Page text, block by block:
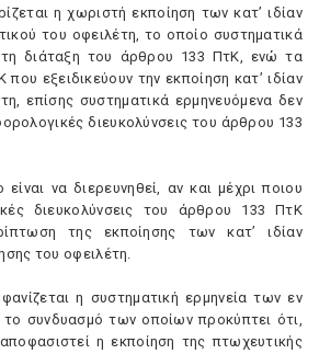
η χωριστή εκποίηση των κατ’ ιδίαν
του οφειλέτη, το οποίο συστηματικά
διάταξη του άρθρου 133 ΠτK, ενώ τα
εξειδικεύουν την εκποίηση κατ’ ιδίαν
επίσης συστηματικά ερμηνευόμενα δεν
διευκολύνσεις του άρθρου 133
να διερευνηθεί, αν και μέχρι ποιου
διευκολύνσεις του άρθρου 133 ΠτK
της εκποίησης των κατ’ ιδίαν
του οφειλέτη.
η συστηματική ερμηνεία των εν
συνδυασμό των οποίων προκύπτει ότι,
η εκποίηση της πτωχευτικής